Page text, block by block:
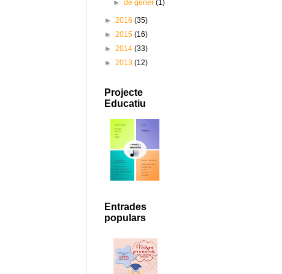
►de gener(1)
► 2016 (35)
► 2015 (16)
► 2014 (33)
► 2013 (12)
Projecte
Educatiu
Entrades
populars